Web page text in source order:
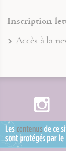
Inscription
Accès à la